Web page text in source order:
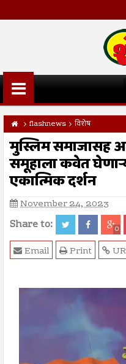
flashnews विशेष
मुस्लिम समाजासह
समूहाला कवेत
एकात्मिक दर्शन
November 24, 2023
Share to: 0
Print
Email